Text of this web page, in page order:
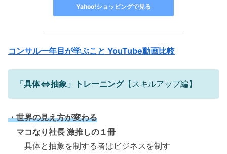
Yahoo!ショッピングで見る
コンサル一年目が学ぶこと YouTube動画比較
「具体⇔抽象」トレーニング【スキルアップ編】
・世界の見え方が変わる
マコなり社長 激推しの１冊
具体と抽象を制する者はビジネスを制す